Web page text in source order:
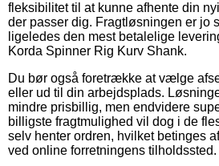
fleksibilitet til at kunne afhente din
der passer dig. Fragtløsningen er jo
ligeledes den mest betalelige
Korda Spinner Rig Kurv Shank.
Du bør også foretrække at vælge
eller ud til din arbejdsplads.
mindre prisbillig, men endvidere
billigste fragtmulighed vil dog i de
selv henter ordren, hvilket betinges
ved online forretningens tilholdssted.